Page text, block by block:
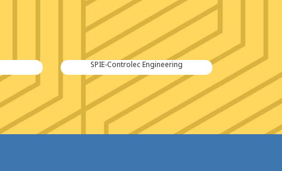
SPIE-Controlec Engineering